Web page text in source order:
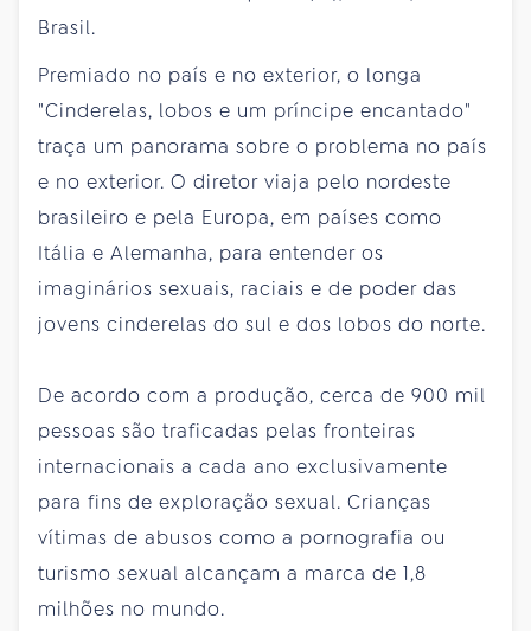
Brasil.
Premiado no país e no exterior, o longa
"Cinderelas, lobos e um príncipe encantado"
traça um panorama sobre o problema no país
e no exterior. O diretor viaja pelo nordeste
brasileiro e pela Europa, em países como
Itália e Alemanha, para entender os
imaginários sexuais, raciais e de poder das
jovens cinderelas do sul e dos lobos do norte.
De acordo com a produção, cerca de 900 mil
pessoas são traficadas pelas fronteiras
internacionais a cada ano exclusivamente
para fins de exploração sexual. Crianças
vítimas de abusos como a pornografia ou
turismo sexual alcançam a marca de 1,8
milhões no mundo.